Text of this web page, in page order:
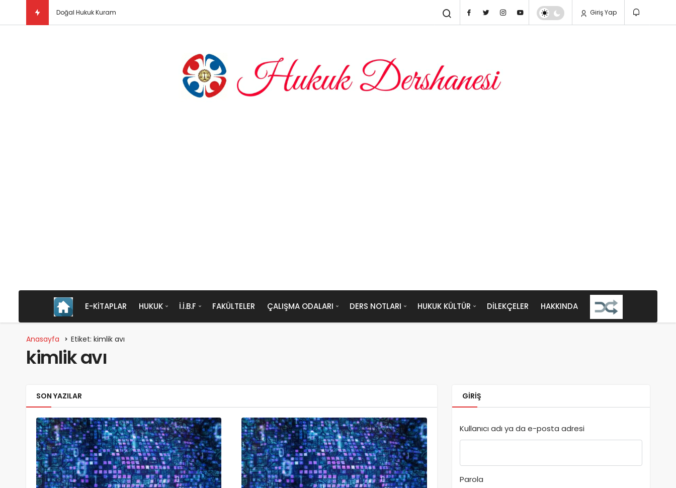
Doğal Hukuk Kuramı Nedir? Giriş Yap
E-KITAPLAR HUKUK İ.İ.B.F FAKÜLTELER ÇALIŞMA ODALARI DERS NOTLARI HUKUK KÜLTÜR DILEKÇELER HAKKINDA
Anasayfa Etiket: kimlik avı
kimlik avı
SON YAZILAR GIRIŞ
Kullanıcı adı ya da e-posta adresi
Parola